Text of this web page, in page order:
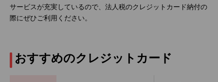
サービスが充実しているので、法人税のクレジットカード納付の
際にぜひご利用ください。
おすすめのクレジットカード